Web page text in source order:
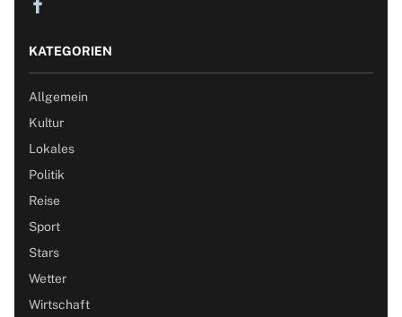
KATEGORIEN
Allgemein
Kultur
Lokales
Politik
Reise
Sport
Stars
Wetter
Wirtschaft